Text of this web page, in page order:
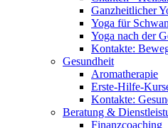
Ganzheitlicher
Yoga für
Yoga nach der
Kontakte:
Gesundheit
Aromatherapie
Erste-Hilfe-
Kontakte:
Beratung &
Finanzcoaching